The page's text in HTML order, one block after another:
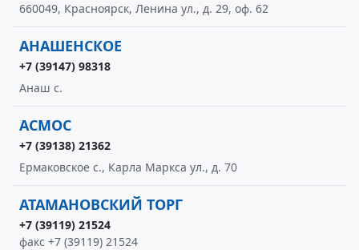
660049, Красноярск, Ленина ул., д. 29, оф. 62
АНАШЕНСКОЕ
+7 (39147) 98318
Анаш с.
АСМОС
+7 (39138) 21362
Ермаковское с., Карла Маркса ул., д. 70
АТАМАНОВСКИЙ ТОРГ
+7 (39119) 21524
факс +7 (39119) 21524